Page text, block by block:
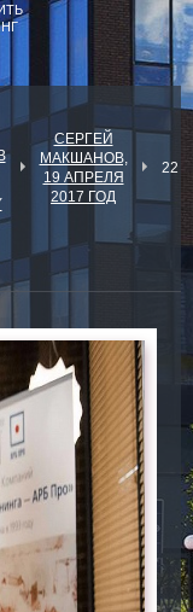
СЕРГЕЙ
МАКШАНОВ,
19 АПРЕЛЯ
2017 ГОД
22